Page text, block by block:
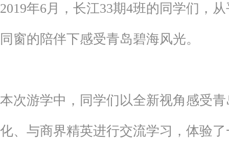
2019年6月，长江33期4班的同学们，
同窗的陪伴下感受青岛碧海风光。
本次游学中，同学们以全新视角感受
化、与商界精英进行交流学习，体验